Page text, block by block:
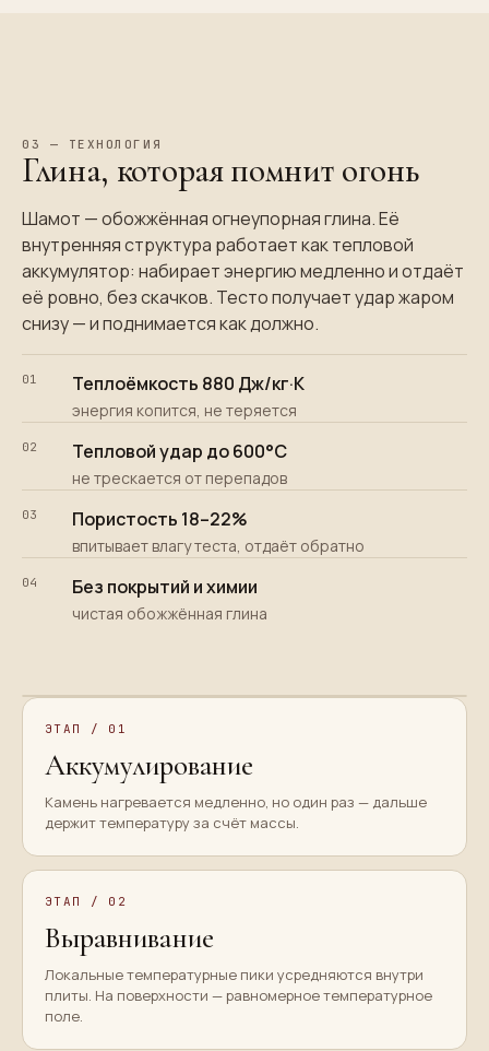
03 — ТЕХНОЛОГИЯ
Глина, которая помнит огонь
Шамот — обожжённая огнеупорная глина. Её
внутренняя структура работает как тепловой
аккумулятор: набирает энергию медленно и отдаёт
её ровно, без скачков. Тесто получает удар жаром
снизу — и поднимается как должно.
01 Теплоёмкость 880 Дж/кг·К
энергия копится, не теряется
02 Тепловой удар до 600°C
не трескается от перепадов
03 Пористость 18–22%
впитывает влагу теста, отдаёт обратно
04 Без покрытий и химии
чистая обожжённая глина
ЭТАП / 01
Аккумулирование
Камень нагревается медленно, но один раз — дальше
держит температуру за счёт массы.
ЭТАП / 02
Выравнивание
Локальные температурные пики усредняются внутри
плиты. На поверхности — равномерное температурное
поле.